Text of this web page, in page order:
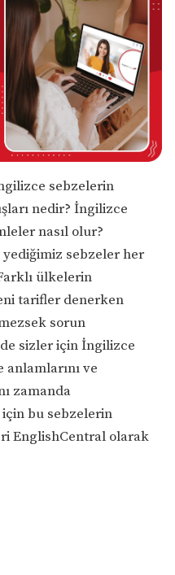
sebzelerin
nedir? İngilizce
nasıl olur?
yediğimiz sebzeler her
ülkelerin
tarifler denerken
sorun
sizler için İngilizce
ve
zamanda
bu sebzelerin
EnglishCentral olarak